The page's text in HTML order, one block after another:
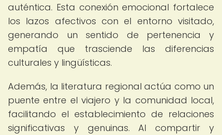
auténtica. Esta conexión emocional fortalece
los lazos afectivos con el entorno visitado,
generando un sentido de pertenencia y
empatía que trasciende las diferencias
culturales y lingüísticas.
Además, la literatura regional actúa como un
puente entre el viajero y la comunidad local,
facilitando el establecimiento de relaciones
significativas y genuinas. Al compartir y